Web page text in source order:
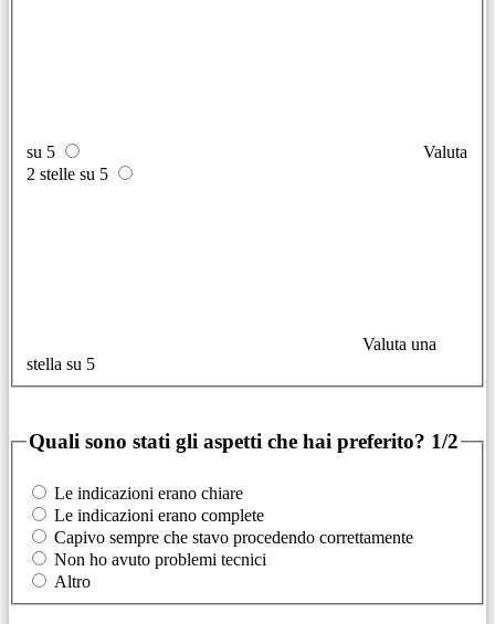
su 5
Valuta
2 stelle su 5
Valuta una
stella su 5
Quali sono stati gli aspetti che hai preferito? 1/2
Le indicazioni erano chiare
Le indicazioni erano complete
Capivo sempre che stavo procedendo correttamente
Non ho avuto problemi tecnici
Altro